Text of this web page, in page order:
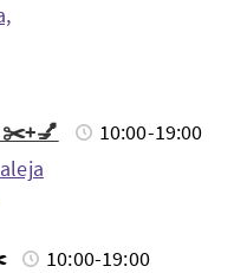
✂️+💅
10:00-19:00
10:00-19:00